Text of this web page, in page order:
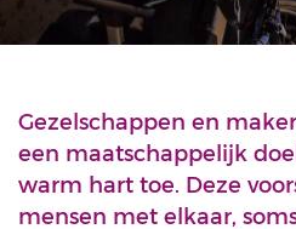
Gezelschappen en
een maatschappelijk
warm hart toe. Deze
mensen met elkaar,